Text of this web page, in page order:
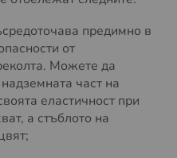
предимно в
от
Можете да
част на
еластичност при
а стъблото на